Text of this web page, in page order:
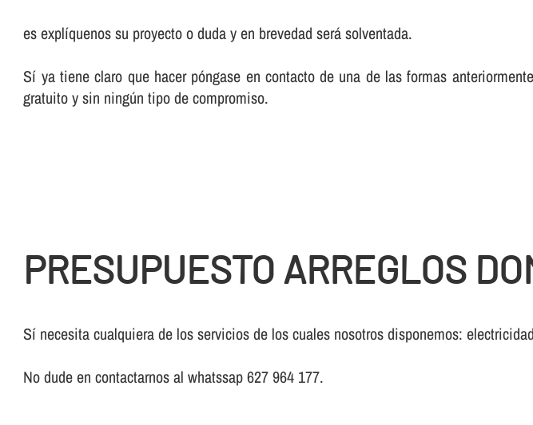
es explíquenos su proyecto o duda y en brevedad será solventada.
Sí ya tiene claro que hacer póngase en contacto de una de las formas
gratuito y sin ningún tipo de compromiso.
PRESUPUESTO ARREGLOS
Sí necesita cualquiera de los servicios de los cuales nosotros disponemos:
No dude en contactarnos al whatssap 627 964 177.